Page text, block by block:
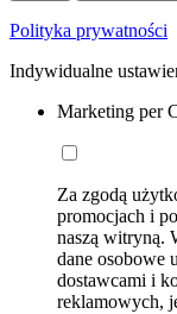
Polityka prywatności
Indywidualne
Marketing per
Za zgodą
promocjach i
naszą witryną.
dane osobowe
dostawcami i
reklamowych,